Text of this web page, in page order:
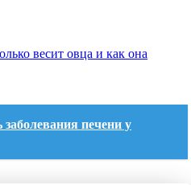
весит овца и как она
печени у